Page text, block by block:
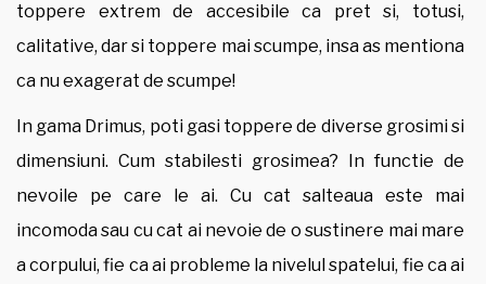
toppere extrem de accesibile ca pret si, totusi,
calitative, dar si toppere mai scumpe, insa as mentiona
ca nu exagerat de scumpe!
In gama Drimus, poti gasi toppere de diverse grosimi si
dimensiuni. Cum stabilesti grosimea? In functie de
nevoile pe care le ai. Cu cat salteaua este mai
incomoda sau cu cat ai nevoie de o sustinere mai mare
a corpului, fie ca ai probleme la nivelul spatelui, fie ca ai